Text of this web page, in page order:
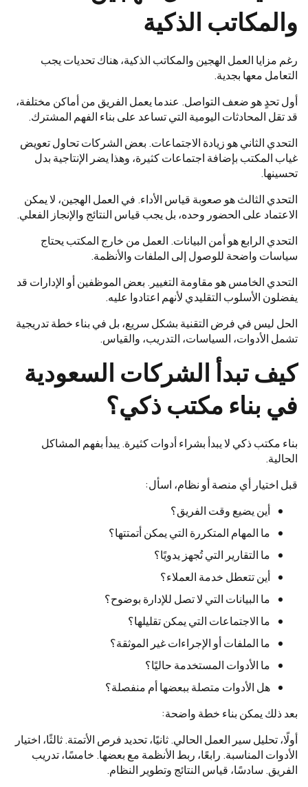
والمكاتب الذكية
رغم مزايا العمل الهجين والمكاتب الذكية، هناك تحديات يجب
التعامل معها بجدية.
أول تحدٍ هو ضعف التواصل. عندما يعمل الفريق من أماكن مختلفة،
قد تقل المحادثات اليومية التي تساعد على بناء الفهم المشترك.
التحدي الثاني هو زيادة الاجتماعات. بعض الشركات تحاول تعويض
غياب المكتب بإضافة اجتماعات كثيرة، وهذا يضر الإنتاجية بدل
تحسينها.
التحدي الثالث هو صعوبة قياس الأداء. في العمل الهجين، لا يمكن
الاعتماد على الحضور وحده، بل يجب قياس النتائج والإنجاز الفعلي.
التحدي الرابع هو أمن البيانات. العمل من خارج المكتب يحتاج
سياسات واضحة للوصول إلى الملفات والأنظمة.
التحدي الخامس هو مقاومة التغيير. بعض الموظفين أو الإدارات قد
يفضلون الأسلوب التقليدي لأنهم اعتادوا عليه.
الحل ليس في فرض التقنية بشكل سريع، بل في بناء خطة تدريجية
تشمل الأدوات، السياسات، التدريب، والقياس.
كيف تبدأ الشركات السعودية
في بناء مكتب ذكي؟
بناء مكتب ذكي لا يبدأ بشراء أدوات كثيرة. يبدأ بفهم المشاكل
الحالية.
قبل اختيار أي منصة أو نظام، اسأل:
أين يضيع وقت الفريق؟
ما المهام المتكررة التي يمكن أتمتتها؟
ما التقارير التي تُجهز يدويًا؟
أين تتعطل خدمة العملاء؟
ما البيانات التي لا تصل للإدارة بوضوح؟
ما الاجتماعات التي يمكن تقليلها؟
ما الملفات أو الإجراءات غير الموثقة؟
ما الأدوات المستخدمة حاليًا؟
هل الأدوات متصلة ببعضها أم منفصلة؟
بعد ذلك يمكن بناء خطة واضحة:
أولًا، تحليل سير العمل الحالي. ثانيًا، تحديد فرص الأتمتة. ثالثًا، اختيار
الأدوات المناسبة. رابعًا، ربط الأنظمة مع بعضها. خامسًا، تدريب
الفريق. سادسًا، قياس النتائج وتطوير النظام.